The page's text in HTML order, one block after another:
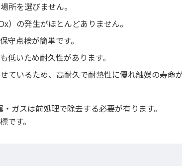
所を選びません。
）の発生がほとんどありません。
守点検が簡単です。
低いため耐久性があります。
ているため、高耐久で耐熱性に優れ触媒の寿命
ガスは前処理で除去する必要が有ります。
です。